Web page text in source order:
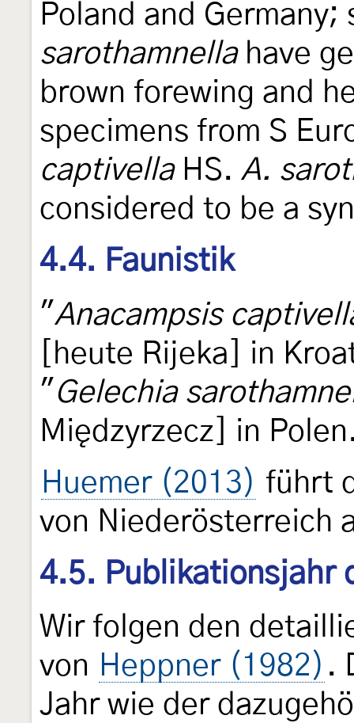
Poland and
sarothamnellahave
brown forewing and
specimens from S
captivellaHS. A.
considered to be a
4.4. Faunistik
"Anacampsis
[heute Rijeka] in
" Gelechia
Międzyrzecz] in
Huemer (2013) führt
von Niederösterreich
4.5. Publikationsjahr
Wir folgen den
von Heppner (1982) .
Jahr wie der